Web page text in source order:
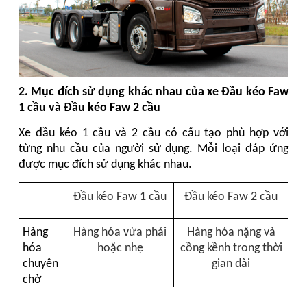
2. Mục đích sử dụng khác nhau của xe Đầu kéo Faw
1 cầu và Đầu kéo Faw 2 cầu
Xe đầu kéo 1 cầu và 2 cầu có cấu tạo phù hợp với
từng nhu cầu của người sử dụng. Mỗi loại đáp ứng
được mục đích sử dụng khác nhau.
Đầu kéo Faw 1 cầu Đầu kéo Faw 2 cầu
Hàng
hóa
chuyên
chở
Hàng hóa vừa phải
hoặc nhẹ
Hàng hóa nặng và
cồng kềnh trong thời
gian dài